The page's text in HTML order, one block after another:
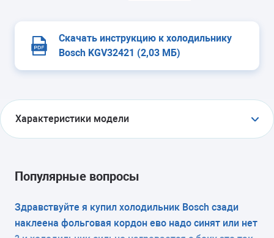
Скачать инструкцию к холодильнику
Bosch KGV32421 (2,03 МБ)
Характеристики модели
холодильник с морозильником
ТИП УПРАВЛЕНИЯ
электронное
Популярные вопросы
Здравствуйте я купил холодильник Bosch сзади
наклеена фольговая кордон ево надо синят или нет